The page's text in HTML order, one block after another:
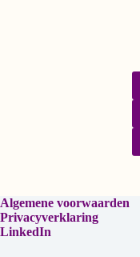
Algemene voorwaarden
Privacyverklaring
LinkedIn